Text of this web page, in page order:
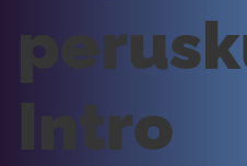
Intro